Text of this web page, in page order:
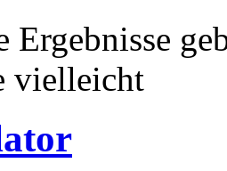
Ergebnisse
vielleicht